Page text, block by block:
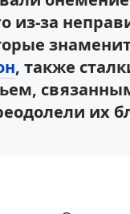
из-за
, также
их